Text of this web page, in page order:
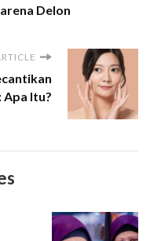
Delon
Apa Itu?